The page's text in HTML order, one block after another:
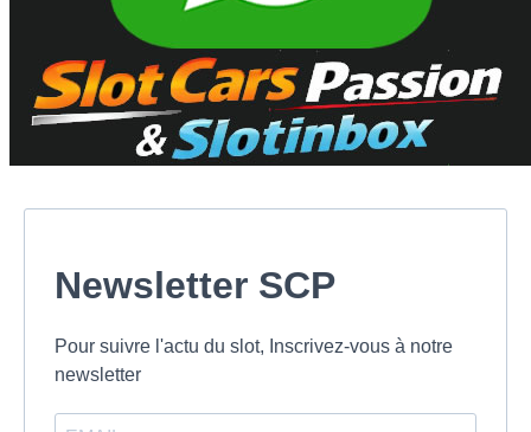
Newsletter SCP
Pour suivre l'actu du slot, Inscrivez-vous à notre
newsletter